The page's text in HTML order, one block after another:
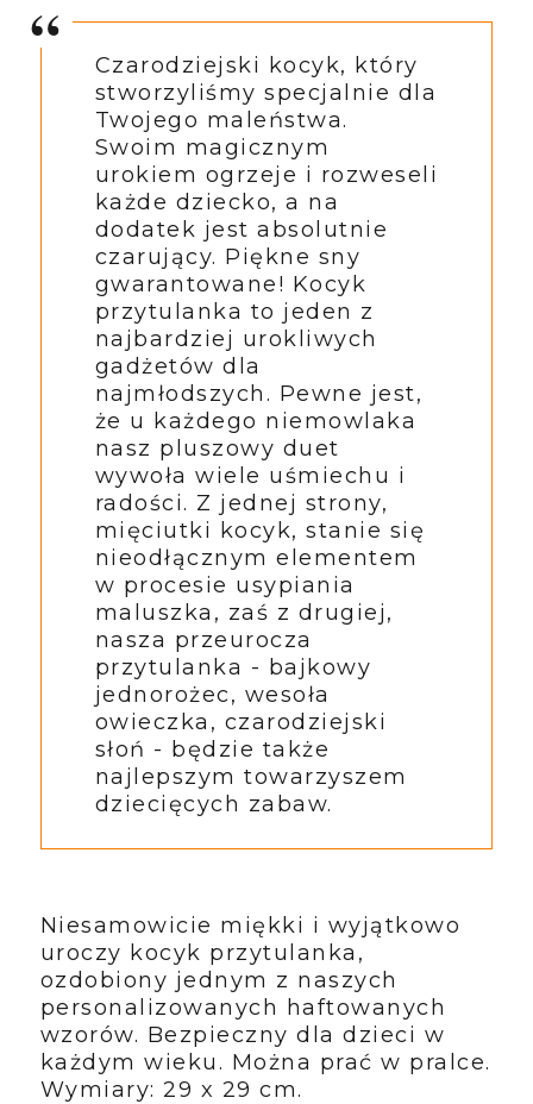
Czarodziejski kocyk, który
stworzyliśmy specjalnie dla
Twojego maleństwa.
Swoim magicznym
urokiem ogrzeje i rozweseli
każde dziecko, a na
dodatek jest absolutnie
czarujący. Piękne sny
gwarantowane! Kocyk
przytulanka to jeden z
najbardziej urokliwych
gadżetów dla
najmłodszych. Pewne jest,
że u każdego niemowlaka
nasz pluszowy duet
wywoła wiele uśmiechu i
radości. Z jednej strony,
mięciutki kocyk, stanie się
nieodłącznym elementem
w procesie usypiania
maluszka, zaś z drugiej,
nasza przeurocza
przytulanka - bajkowy
jednorożec, wesoła
owieczka, czarodziejski
słoń - będzie także
najlepszym towarzyszem
dziecięcych zabaw.
Niesamowicie miękki i wyjątkowo
uroczy kocyk przytulanka,
ozdobiony jednym z naszych
personalizowanych haftowanych
wzorów. Bezpieczny dla dzieci w
każdym wieku. Można prać w pralce.
Wymiary: 29 x 29 cm.